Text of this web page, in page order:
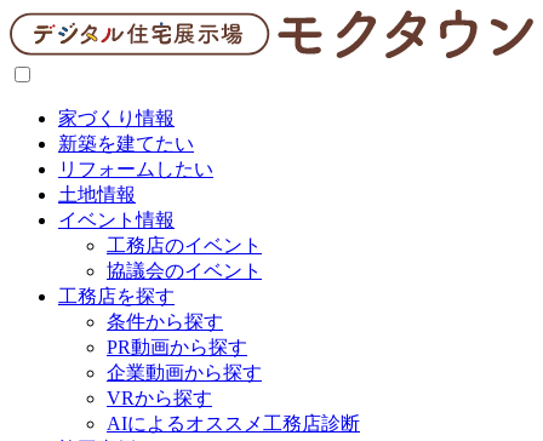
家づくり情報
新築を建てたい
リフォームしたい
土地情報
イベント情報
工務店のイベント
協議会のイベント
工務店を探す
条件から探す
PR動画から探す
企業動画から探す
VRから探す
AIによるオススメ工務店診断